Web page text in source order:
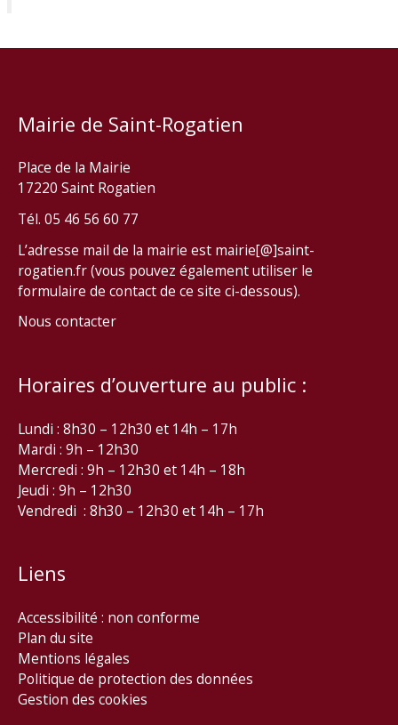
Mairie de Saint-Rogatien
Place de la Mairie
17220 Saint Rogatien
Tél. 05 46 56 60 77
L’adresse mail de la mairie est mairie[@]saint-
rogatien.fr (vous pouvez également utiliser le
formulaire de contact de ce site ci-dessous).
Nous contacter
Horaires d’ouverture au public :
Lundi : 8h30 – 12h30 et 14h – 17h
Mardi : 9h – 12h30
Mercredi : 9h – 12h30 et 14h – 18h
Jeudi : 9h – 12h30
Vendredi : 8h30 – 12h30 et 14h – 17h
Liens
Accessibilité : non conforme
Plan du site
Mentions légales
Politique de protection des données
Gestion des cookies